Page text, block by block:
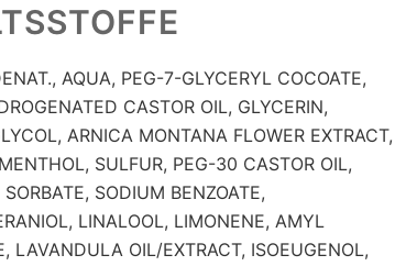
AQUA, PEG-7-GLYCERYL COCOATE,
CASTOR OIL, GLYCERIN,
ARNICA MONTANA FLOWER EXTRACT,
SULFUR, PEG-30 CASTOR OIL,
SODIUM BENZOATE,
LINALOOL, LIMONENE, AMYL
LAVANDULA OIL/EXTRACT, ISOEUGENOL,